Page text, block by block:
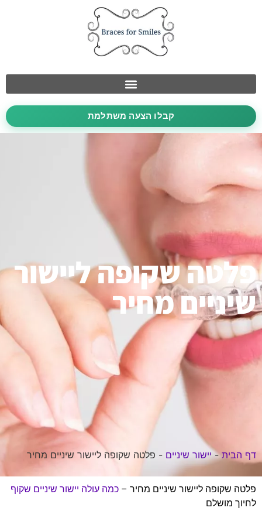
קבלו הצעה משתלמת
פלטה שקופה ליישור
שיניים מחיר
דף הבית-יישור שיניים - פלטה שקופה ליישור שיניים מחיר
פלטה שקופה ליישור שיניים מחיר – כמה עולה יישור שיניים שקוף
לחיוך מושלם